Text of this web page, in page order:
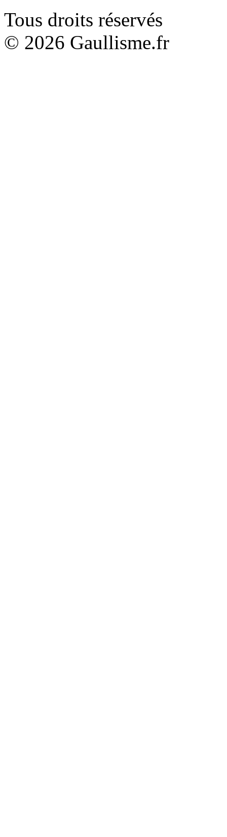
Tous droits réservés
© 2026 Gaullisme.fr